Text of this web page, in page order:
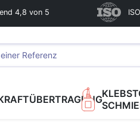
4,8 von 5